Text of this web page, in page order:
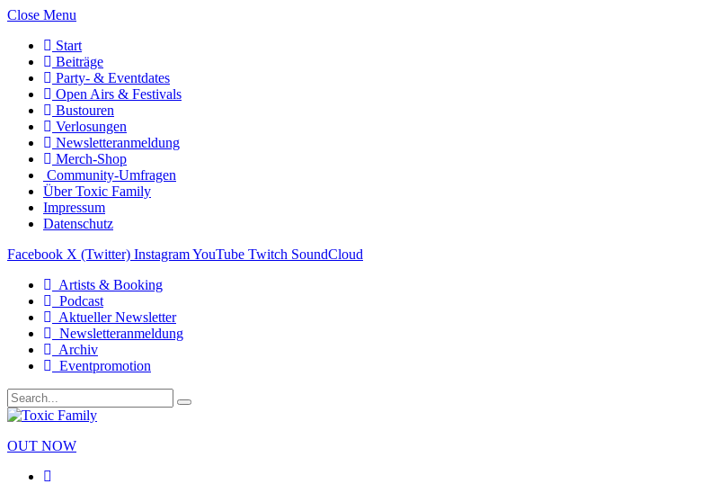
Close Menu
Start
Beiträge
Party- & Eventdates
Open Airs & Festivals
Bustouren
Verlosungen
Newsletteranmeldung
Merch-Shop
Community-Umfragen
Über Toxic Family
Impressum
Datenschutz
Facebook X (Twitter) InstagramYouTube Twitch SoundCloud
Artists & Booking
Podcast
Aktueller Newsletter
Newsletteranmeldung
Archiv
Eventpromotion
OUT NOW